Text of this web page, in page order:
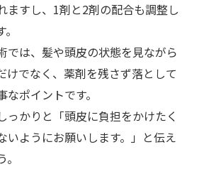
ますし、1剤と2剤の配合も調整し
では、髪や頭皮の状態を見ながら
けでなく、薬剤を残さず落として
ポイントです。
っかりと「頭皮に負担をかけたく
いようにお願いします。」と伝え